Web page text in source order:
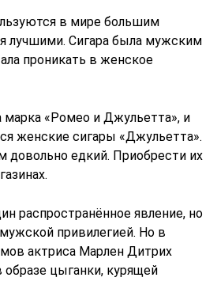
в мире большим
лучшими. Сигара была мужским
проникать в женское
марка «Ромео и Джульетта», и
женские сигары «Джульетта».
довольно едкий. Приобрести их
распространённое явление, но
привилегией. Но в
актриса Марлен Дитрих
образе цыганки, курящей